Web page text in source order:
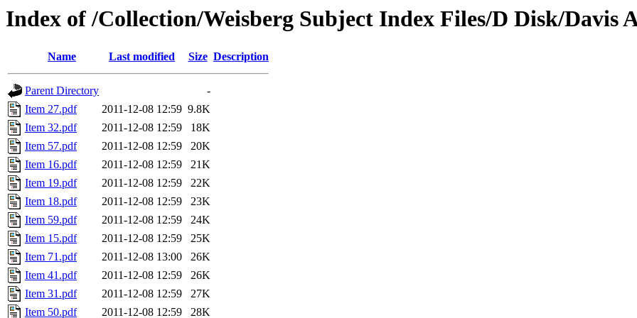
Index of /Collection/Weisberg Subject Index Files/D Disk/Davis
Name Last modified Size Description
Parent Directory
-
Item 27.pdf
2011-12-08 12:59 9.8K
Item 32.pdf
2011-12-08 12:59
18K
Item 57.pdf
2011-12-08 12:59
20K
Item 16.pdf
2011-12-08 12:59
21K
Item 19.pdf
2011-12-08 12:59
22K
Item 18.pdf
2011-12-08 12:59
23K
Item 59.pdf
2011-12-08 12:59
24K
Item 15.pdf
2011-12-08 12:59
25K
Item 71.pdf
2011-12-08 13:00
26K
Item 41.pdf
2011-12-08 12:59
26K
Item 31.pdf
2011-12-08 12:59
27K
Item 50.pdf
2011-12-08 12:59
28K